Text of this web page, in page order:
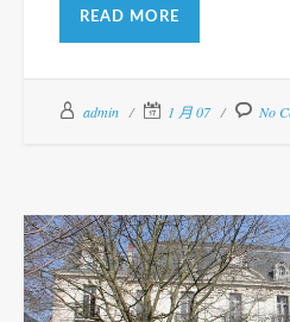
READ MORE
admin 1 月 07 No